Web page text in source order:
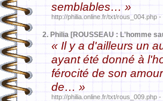
semblables… »
http://philia.online.fr/txt/rous_004.php -
2. Philia [ROUSSEAU : L'homme
« Il y a d'ailleurs un
ayant été donné à
férocité de son
de… »
http://philia.online.fr/txt/rous_009.php -